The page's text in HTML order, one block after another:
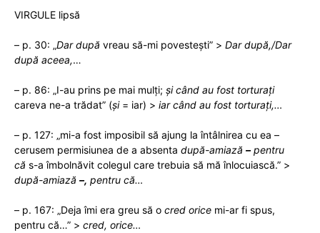
VIRGULE lipsă
– p. 30: „Dar după vreau să-mi povestești” > Dar după,/Dar
după aceea,…
– p. 86: „I-au prins pe mai mulți; șicând au fost torturați
careva ne-a trădat” (și= iar) > iarcând au fost torturați,…
– p. 127: „mi-a fost imposibil să ajung la întâlnirea cu ea –
cerusem permisiunea de a absenta după-amiază –pentru
că s-a îmbolnăvit colegul care trebuia să mă înlocuiască.” >
după-amiază –, pentru că…
– p. 167: „Deja îmi era greu să o cred orice mi-ar fi spus,
pentru că…” > cred, orice…